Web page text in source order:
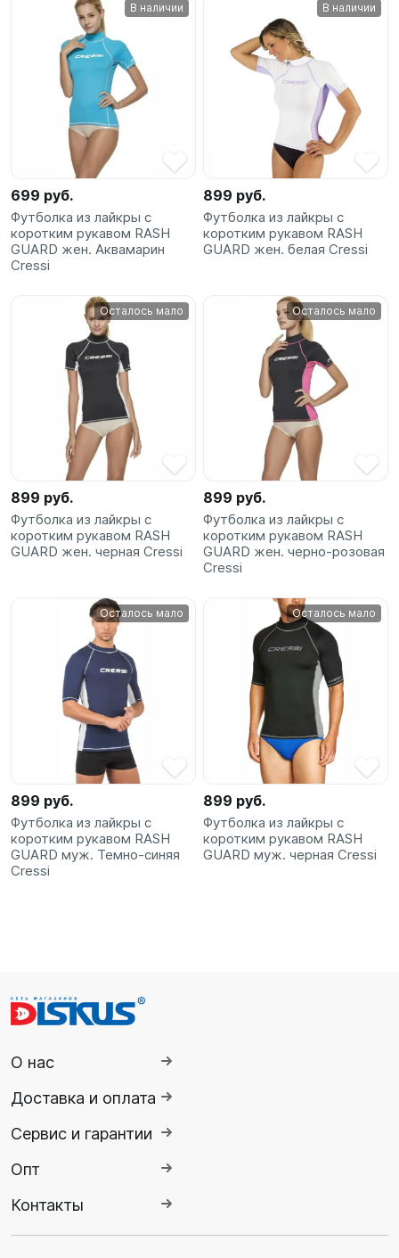
В наличии
699 руб.
Футболка из лайкры с
коротким рукавом RASH
GUARD жен. Аквамарин
Cressi
В наличии
899 руб.
Футболка из лайкры с
коротким рукавом RASH
GUARD жен. белая Cressi
Осталось мало
899 руб.
Футболка из лайкры с
коротким рукавом RASH
GUARD жен. черная Cressi
Осталось мало
899 руб.
Футболка из лайкры с
коротким рукавом RASH
GUARD жен. черно-розовая
Cressi
Осталось мало
899 руб.
Футболка из лайкры с
коротким рукавом RASH
GUARD муж. Темно-синяя
Cressi
Осталось мало
899 руб.
Футболка из лайкры с
коротким рукавом RASH
GUARD муж. черная Cressi
О нас
Доставка и оплата
Сервис и гарантии
Опт
Контакты